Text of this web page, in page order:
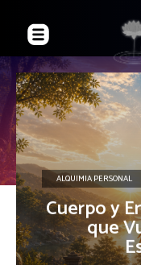
ALQUIMIA PERSONAL
Cuerpo y
que